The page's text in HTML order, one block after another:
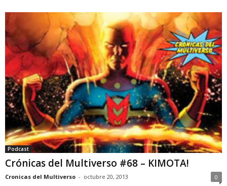
Podcast
Crónicas del Multiverso #68 – KIMOTA!
Cronicas del Multiverso - octubre 20, 2013 0